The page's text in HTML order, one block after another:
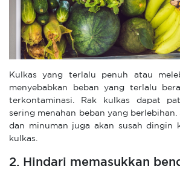
Kulkas yang terlalu penuh atau
menyebabkan beban yang terlalu
terkontaminasi. Rak kulkas dapat
sering menahan beban yang berlebihan.
dan minuman juga akan susah dingin
kulkas.
2. Hindari memasukkan